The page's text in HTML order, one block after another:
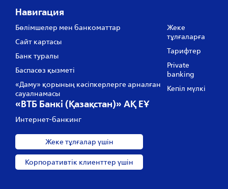
Навигация
Бөлімшелер мен банкоматтар
Сайт картасы
Банк туралы
Баспасөз қызметі
«Даму» қорының кәсіпкерлерге арналған
сауалнамасы
Жеке
тұлғаларға
Тарифтер
Private
banking
Кепіл мүлкі
«ВТБ Банкі (Қазақстан)» АҚ ЕҰ
Интернет-банкинг
Жеке тұлғалар үшін
Корпоративтік клиенттер үшін